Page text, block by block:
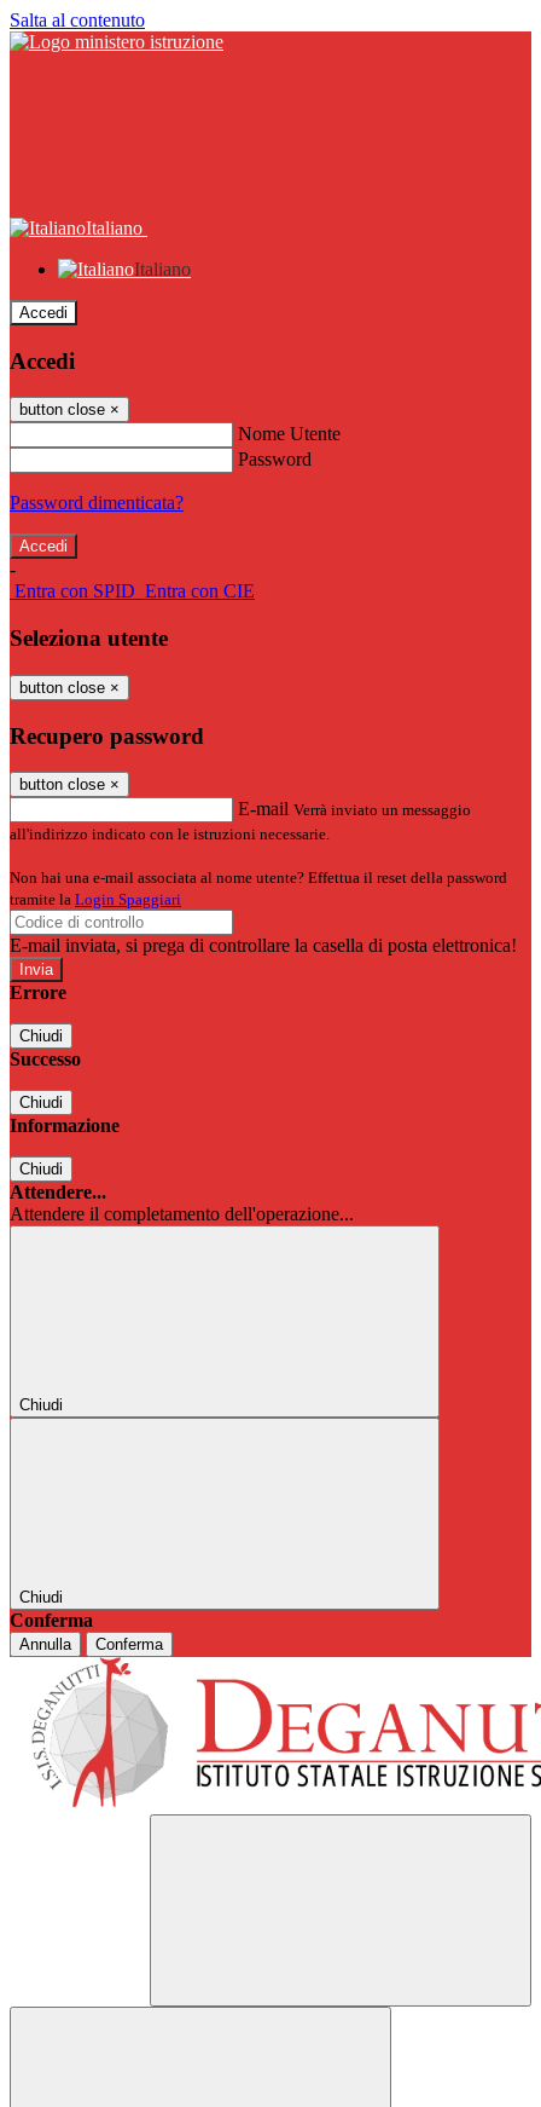
Salta al contenuto
Italiano
Italiano
Accedi
Accedi
button close ×
Nome Utente
Password
Password dimenticata?
-
Entra con SPID Entra con CIE
Seleziona utente
button close ×
Recupero password
button close ×
E-mail Verrà inviato un messaggio
all'indirizzo indicato con le istruzioni necessarie.
Non hai una e-mail associata al nome utente? Effettua il reset della password
tramite la Login Spaggiari
E-mail inviata, si prega di controllare la casella di posta elettronica!
Errore
Chiudi
Successo
Chiudi
Informazione
Chiudi
Attendere...
Attendere il completamento dell'operazione...
Chiudi
Chiudi
Conferma
Annulla Conferma